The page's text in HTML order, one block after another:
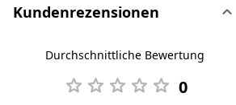
Kundenrezensionen
Durchschnittliche Bewertung
0